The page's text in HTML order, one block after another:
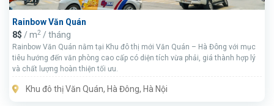
Rainbow Văn Quán
8$ / m2 / tháng
Rainbow Văn Quán nằm tại Khu đô thị mới Văn Quán – Hà Đông với mục
tiêu hướng đến văn phòng cao cấp có diện tích vừa phải, giá thành hợp lý
và chất lượng hoàn thiện tối ưu.
Khu đô thị Văn Quán, Hà Đông, Hà Nội